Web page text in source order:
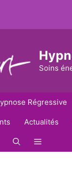
Soins
Régressive
Actualités